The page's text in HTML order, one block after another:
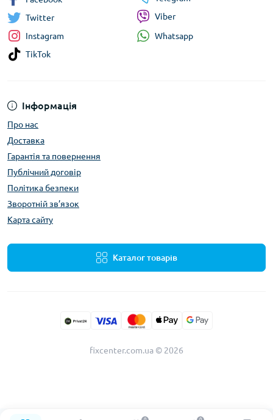
Інформація
Про нас
Доставка
Гарантія та повернення
Публічний договір
Політика безпеки
Зворотній зв’язок
Карта сайту
Каталог товарів
Twitter
Instagram
TikTok
Viber
Whatsapp
fixcenter.com.ua © 2026